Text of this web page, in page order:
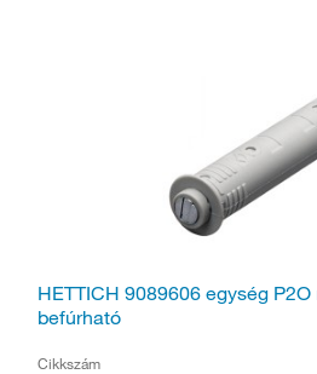
HETTICH 9089606 egység
befúrható
Cikkszám